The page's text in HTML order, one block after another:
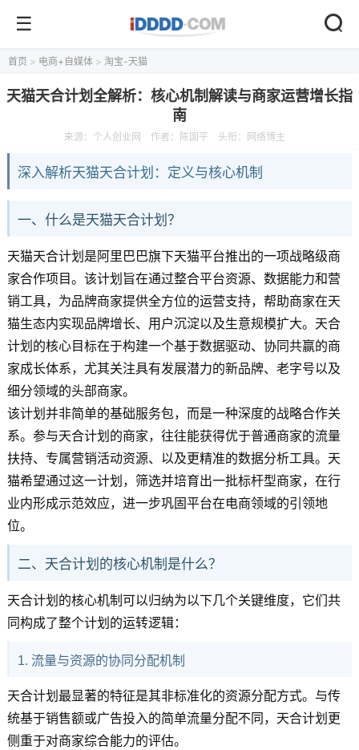
首页 > 电商+自媒体 > 淘宝-天猫
天猫天合计划全解析：核心机制解读与商家运营增长指
南
来源： 个人创业网 作者：陈国平 头衔：网络博主
深入解析天猫天合计划：定义与核心机制
一、什么是天猫天合计划？
天猫天合计划是阿里巴巴旗下天猫平台推出的一项战略级商
家合作项目。该计划旨在通过整合平台资源、数据能力和营
销工具，为品牌商家提供全方位的运营支持，帮助商家在天
猫生态内实现品牌增长、用户沉淀以及生意规模扩大。天合
计划的核心目标在于构建一个基于数据驱动、协同共赢的商
家成长体系，尤其关注具有发展潜力的新品牌、老字号以及
细分领域的头部商家。
该计划并非简单的基础服务包，而是一种深度的战略合作关
系。参与天合计划的商家，往往能获得优于普通商家的流量
扶持、专属营销活动资源、以及更精准的数据分析工具。天
猫希望通过这一计划，筛选并培育出一批标杆型商家，在行
业内形成示范效应，进一步巩固平台在电商领域的引领地
位。
二、天合计划的核心机制是什么？
天合计划的核心机制可以归纳为以下几个关键维度，它们共
同构成了整个计划的运转逻辑：
1. 流量与资源的协同分配机制
天合计划最显著的特征是其非标准化的资源分配方式。与传
统基于销售额或广告投入的简单流量分配不同，天合计划更
侧重于对商家综合能力的评估。